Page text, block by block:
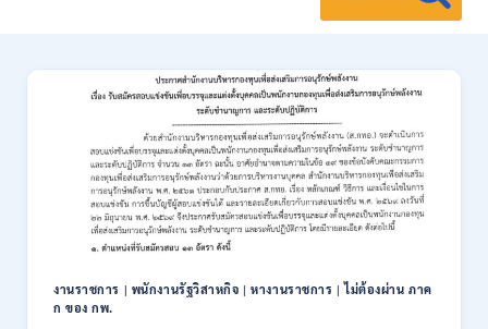
งานราชการ | พนักงานรัฐวิสาหกิจ |หางานราชการ |ไม่ต้องผ่าน ภาค
ก ของ กพ.